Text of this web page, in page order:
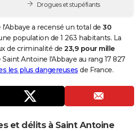
Drogues et stupéfiants
a recensé un total de 30
population de 1 263 habitants. La
de criminalité de 23,9 pour mille
Saint Antoine l'Abbaye au rang 17 827
les plus dangereuses de France.
et délits à Saint Antoine